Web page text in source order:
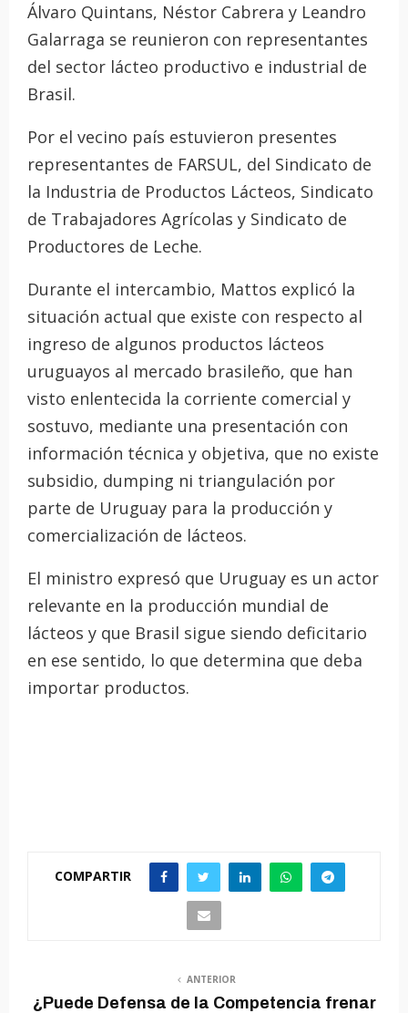
Álvaro Quintans, Néstor Cabrera y Leandro
Galarraga se reunieron con representantes
del sector lácteo productivo e industrial de
Brasil.
Por el vecino país estuvieron presentes
representantes de FARSUL, del Sindicato de
la Industria de Productos Lácteos, Sindicato
de Trabajadores Agrícolas y Sindicato de
Productores de Leche.
Durante el intercambio, Mattos explicó la
situación actual que existe con respecto al
ingreso de algunos productos lácteos
uruguayos al mercado brasileño, que han
visto enlentecida la corriente comercial y
sostuvo, mediante una presentación con
información técnica y objetiva, que no existe
subsidio, dumping ni triangulación por
parte de Uruguay para la producción y
comercialización de lácteos.
El ministro expresó que Uruguay es un actor
relevante en la producción mundial de
lácteos y que Brasil sigue siendo deficitario
en ese sentido, lo que determina que deba
importar productos.
COMPARTIR
ANTERIOR
¿Puede Defensa de la Competencia frenar